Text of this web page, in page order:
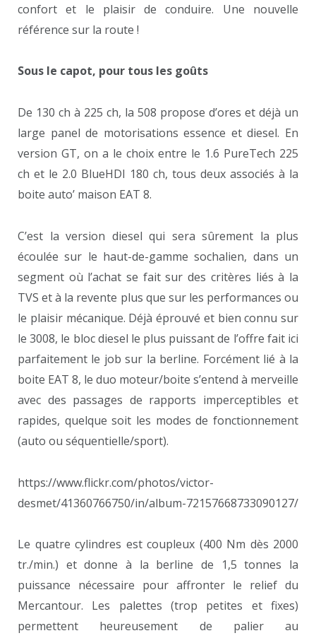
confort et le plaisir de conduire. Une nouvelle
référence sur la route !
Sous le capot, pour tous les goûts
De 130 ch à 225 ch, la 508 propose d’ores et déjà un
large panel de motorisations essence et diesel. En
version GT, on a le choix entre le 1.6 PureTech 225
ch et le 2.0 BlueHDI 180 ch, tous deux associés à la
boite auto’ maison EAT 8.
C’est la version diesel qui sera sûrement la plus
écoulée sur le haut-de-gamme sochalien, dans un
segment où l’achat se fait sur des critères liés à la
TVS et à la revente plus que sur les performances ou
le plaisir mécanique. Déjà éprouvé et bien connu sur
le 3008, le bloc diesel le plus puissant de l’offre fait ici
parfaitement le job sur la berline. Forcément lié à la
boite EAT 8, le duo moteur/boite s’entend à merveille
avec des passages de rapports imperceptibles et
rapides, quelque soit les modes de fonctionnement
(auto ou séquentielle/sport).
https://www.flickr.com/photos/victor-
desmet/41360766750/in/album-72157668733090127/
Le quatre cylindres est coupleux (400 Nm dès 2000
tr./min.) et donne à la berline de 1,5 tonnes la
puissance nécessaire pour affronter le relief du
Mercantour. Les palettes (trop petites et fixes)
permettent heureusement de palier au